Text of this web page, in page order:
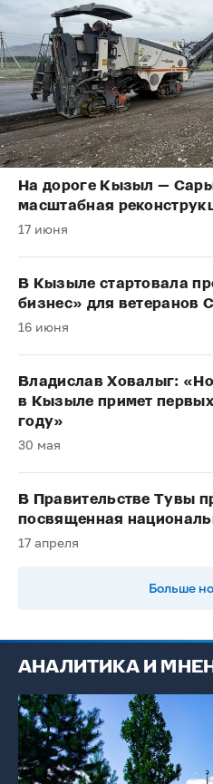
На дороге Кызыл —
масштабная
17 июня
В Кызыле стартовала
бизнес» для ветеранов
16 июня
Владислав Ховалыг:
в Кызыле примет
году»
30 мая
В Правительстве Тувы
посвященная
17 апреля
Больше
АНАЛИТИКА И